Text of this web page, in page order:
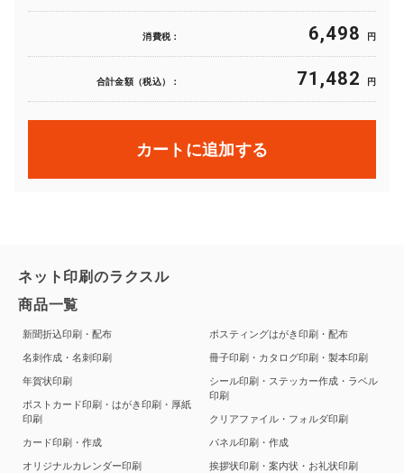
消費税： 6,498 円
合計金額（税込）： 71,482 円
カートに追加する
ネット印刷のラクスル
商品一覧
新聞折込印刷・配布
名刺作成・名刺印刷
年賀状印刷
ポストカード印刷・はがき印刷・厚紙
印刷
カード印刷・作成
オリジナルカレンダー印刷
ポスティングはがき印刷・配布
冊子印刷・カタログ印刷・製本印刷
シール印刷・ステッカー作成・ラベル
印刷
クリアファイル・フォルダ印刷
パネル印刷・作成
挨拶状印刷・案内状・お礼状印刷